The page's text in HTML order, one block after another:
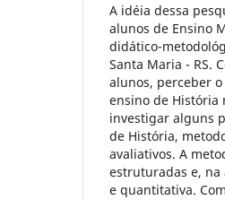
A idéia dessa
alunos de Ensino
didático-
Santa Maria - RS.
alunos, perceber
ensino de História
investigar alguns
de História,
avaliativos. A
estruturadas e, na
e quantitativa.